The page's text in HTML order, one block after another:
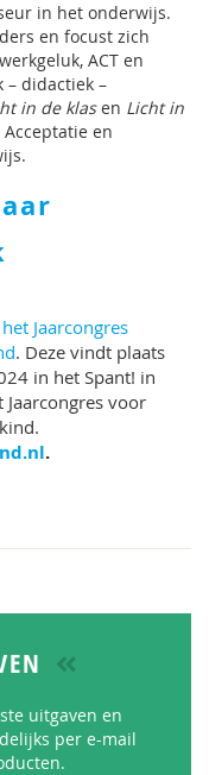
in het onderwijs.
en focust zich
ACT en
– didactiek –
in de klasen Licht in
en
Jaarcongres
. Deze vindt plaats
in het Spant! in
voor
.
uitgaven en
per e-mail